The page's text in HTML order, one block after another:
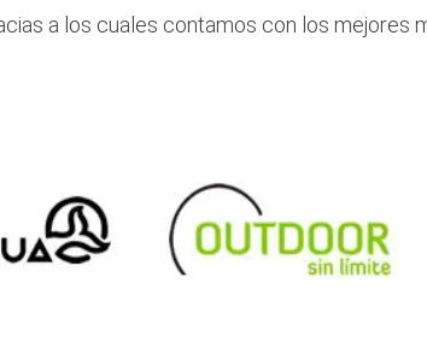
a los cuales contamos con los mejores